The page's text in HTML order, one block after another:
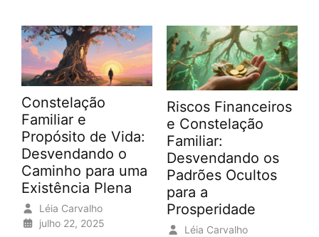
Constelação
Familiar e
Propósito de Vida:
Desvendando o
Caminho para uma
Existência Plena
Léia Carvalho
julho 22, 2025
Riscos Financeiros
e Constelação
Familiar:
Desvendando os
Padrões Ocultos
para a
Prosperidade
Léia Carvalho